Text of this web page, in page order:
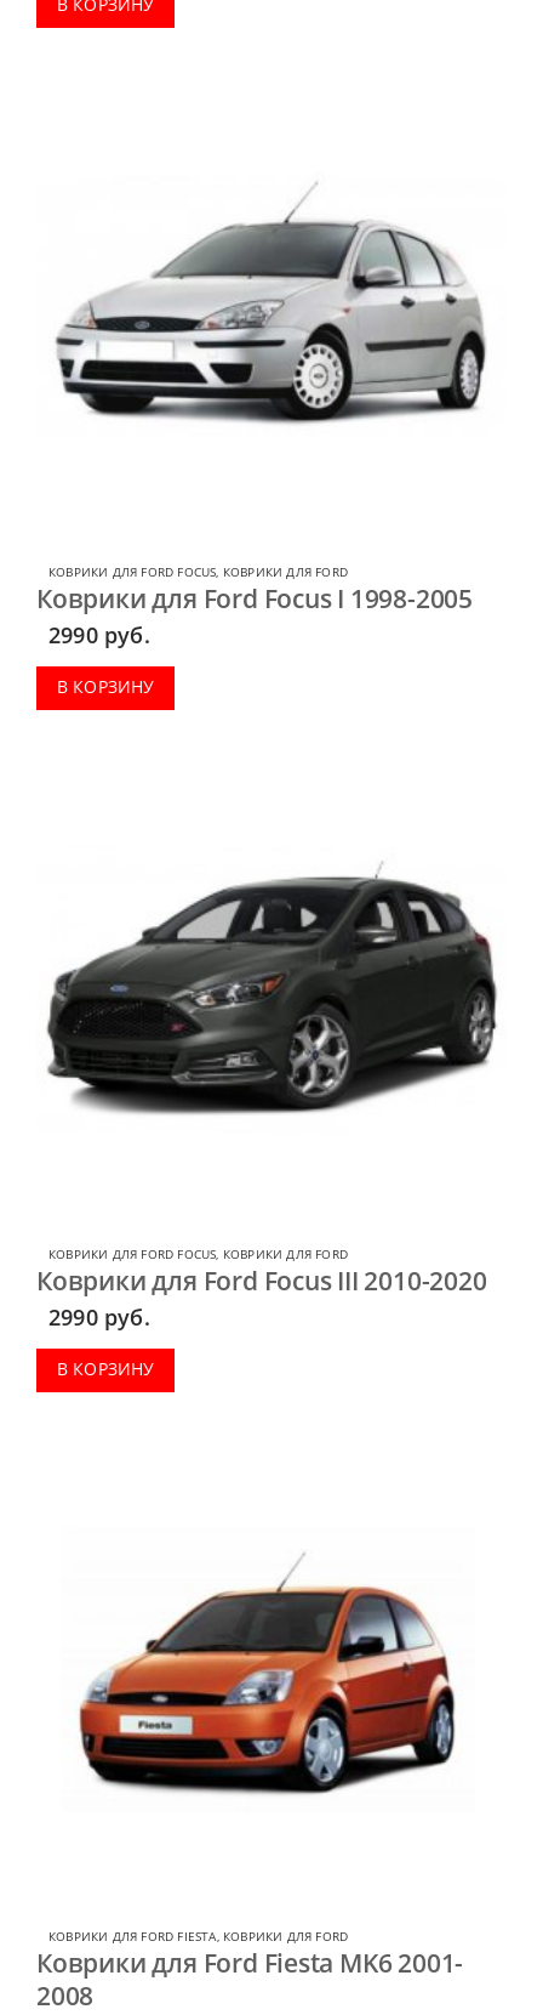
КОВРИКИ ДЛЯ FORD FOCUS, КОВРИКИ ДЛЯ FORD
Коврики для Ford Focus I 1998-2005
2990 руб.
В КОРЗИНУ
КОВРИКИ ДЛЯ FORD FOCUS, КОВРИКИ ДЛЯ FORD
Коврики для Ford Focus III 2010-2020
2990 руб.
В КОРЗИНУ
КОВРИКИ ДЛЯ FORD FIESTA, КОВРИКИ ДЛЯ FORD
Коврики для Ford Fiesta MK6 2001-
2008